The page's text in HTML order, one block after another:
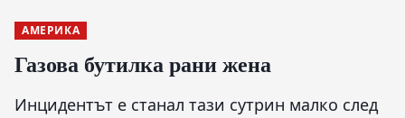
АМЕРИКА
Газова бутилка рани жена
Инцидентът е станал тази сутрин малко след